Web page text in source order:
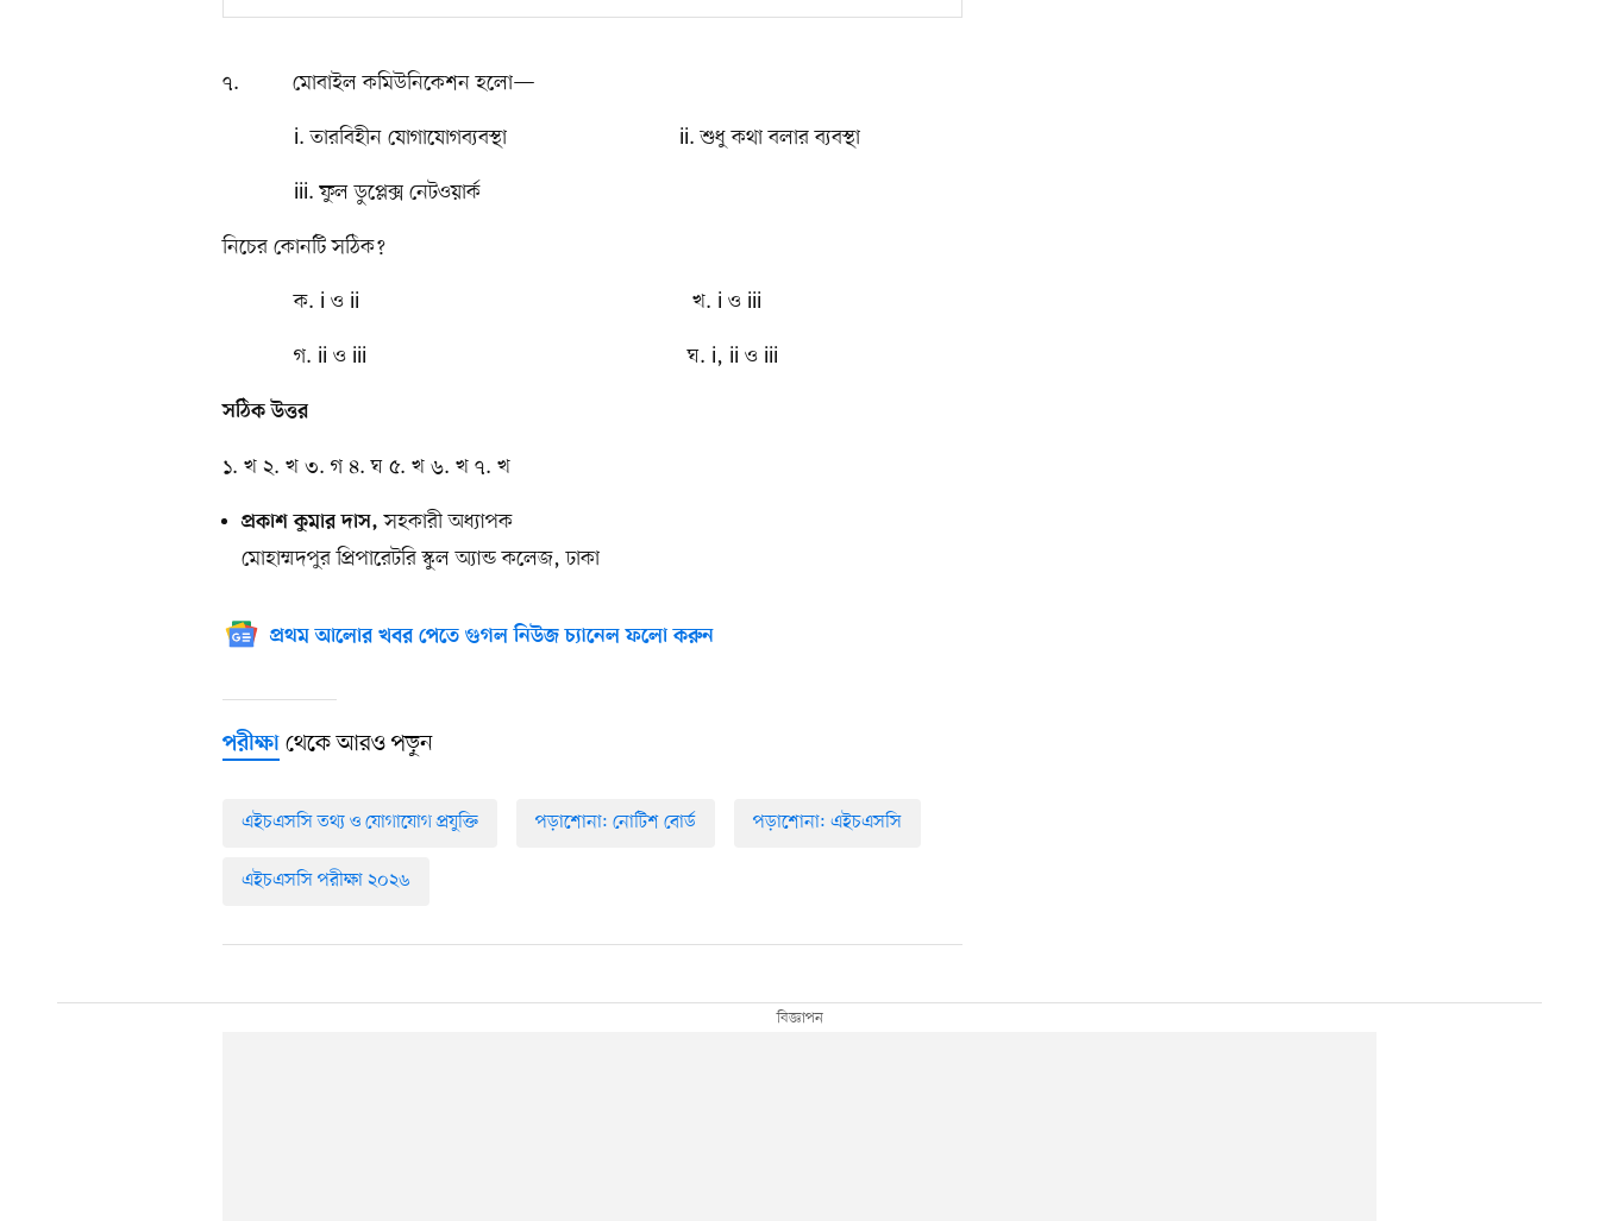
৭. মোবাইল কমিউনিকেশন হলো—
i. তারবিহীন যোগাযোগব্যবস্থা ii. শুধু কথা বলার ব্যবস্থা
iii. ফুল ডুপ্লেক্স নেটওয়ার্ক
নিচের কোনটি সঠিক?
ক. i ও ii খ. i ও iii
গ. ii ও iii ঘ. i, ii ও iii
সঠিক উত্তর
১. খ ২. খ ৩. গ ৪. ঘ ৫. খ ৬. খ ৭. খ
প্রকাশ কুমার দাস, সহকারী অধ্যাপক
মোহাম্মদপুর প্রিপারেটরি স্কুল অ্যান্ড কলেজ, ঢাকা
প্রথম আলোর খবর পেতে গুগল নিউজ চ্যানেল ফলো করুন
পরীক্ষা থেকে আরও পড়ুন
এইচএসসি তথ্য ও যোগাযোগ প্রযুক্তি পড়াশোনা: নোটিশ বোর্ড পড়াশোনা: এইচএসসি
এইচএসসি পরীক্ষা ২০২৬